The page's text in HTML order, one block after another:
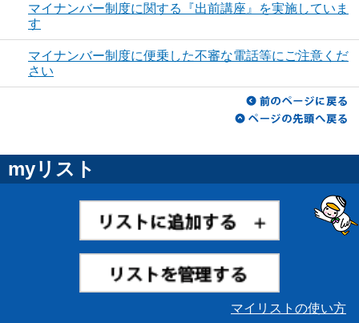
マイナンバー制度に関する『出前講座』を実施していま
す
マイナンバー制度に便乗した不審な電話等にご注意くだ
さい
myリスト
マイリストの使い方